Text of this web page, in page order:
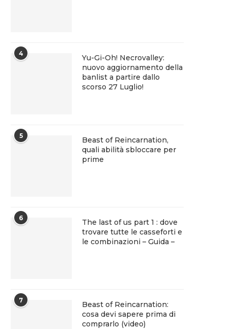
4
Yu-Gi-Oh! Necrovalley:
nuovo aggiornamento della
banlist a partire dallo
scorso 27 Luglio!
5
Beast of Reincarnation,
quali abilità sbloccare per
prime
6
The last of us part 1 : dove
trovare tutte le casseforti e
le combinazioni – Guida –
7
Beast of Reincarnation:
cosa devi sapere prima di
comprarlo (video)